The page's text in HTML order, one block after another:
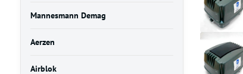
Mannesmann Demag
Aerzen
Airblok